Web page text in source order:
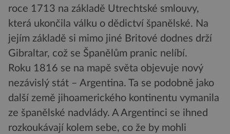
roce 1713 na základě Utrechtské smlouvy,
která ukončila válku o dědictví španělské. Na
jejím základě si mimo jiné Britové dodnes drží
Gibraltar, což se Španělům pranic nelíbí.
Roku 1816 se na mapě světa objevuje nový
nezávislý stát – Argentina. Ta se podobně jako
další země jihoamerického kontinentu vymanila
ze španělské nadvlády. A Argentinci se ihned
rozkoukávají kolem sebe, co že by mohli